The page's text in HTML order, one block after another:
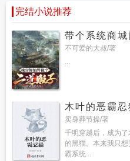
完结小说推荐
带个系统商
不可爱的大叔/著
...
木叶的恶霸忍
卖身葬节操/著
千明穿越后，成为
的黑猫。本来我只
霸系统...